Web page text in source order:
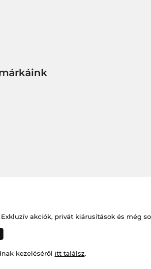
akciók, privát kiárusítások és még
kezeléséről itt találsz.